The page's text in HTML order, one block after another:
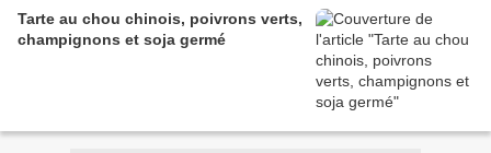
Tarte au chou chinois, poivrons verts,
champignons et soja germé